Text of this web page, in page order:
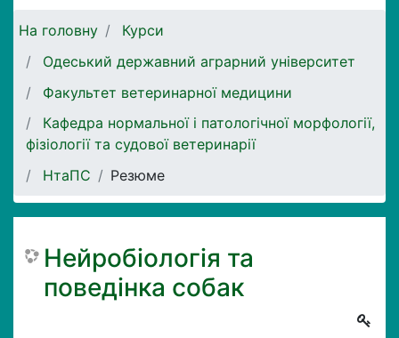
На головну
Курси
Одеський державний аграрний університет
Факультет ветеринарної медицини
Кафедра нормальної і патологічної морфології,
фізіології та судової ветеринарії
НтаПС
Резюме
Нейробіологія та
поведінка собак